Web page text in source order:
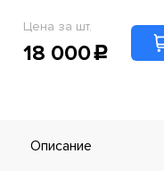
Цена за шт.
18 000c
Описание